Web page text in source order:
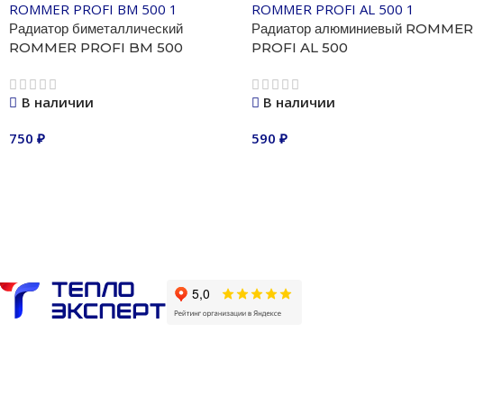
Радиатор биметаллический
ROMMER PROFI BM 500
В наличии
750 ₽
Радиатор алюминиевый ROMMER
PROFI AL 500
В наличии
590 ₽